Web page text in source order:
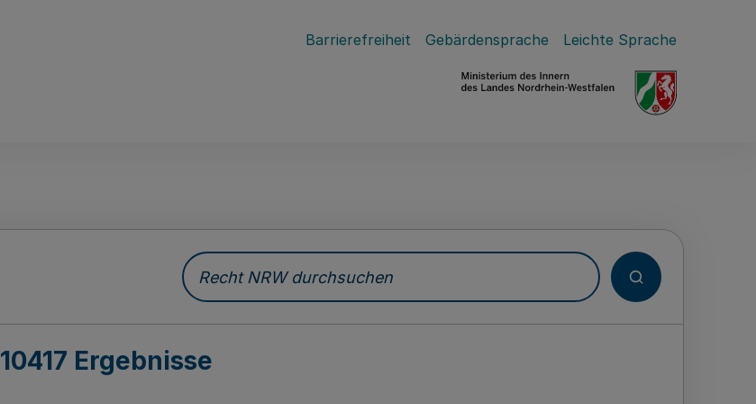
Barrierefreiheit Gebärdensprache Leichte Sprache
Recht NRW durchsuchen
10417 Ergebnisse